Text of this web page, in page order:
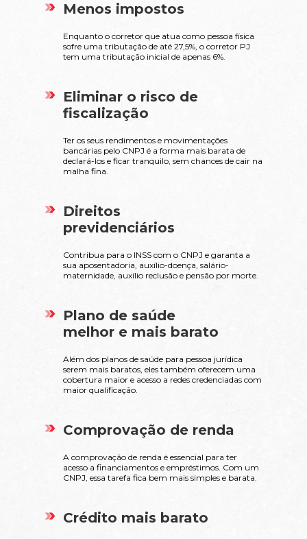
Menos impostos
Enquanto o corretor que atua como pessoa física
sofre uma tributação de até 27,5%, o corretor PJ
tem uma tributação inicial de apenas 6%.
Eliminar o risco de
fiscalização
Ter os seus rendimentos e movimentações
bancárias pelo CNPJ é a forma mais barata de
declará-los e ficar tranquilo, sem chances de cair na
malha fina.
Direitos
previdenciários
Contribua para o INSS com o CNPJ e garanta a
sua aposentadoria, auxílio-doença, salário-
maternidade, auxílio reclusão e pensão por morte.
Plano de saúde
melhor e mais barato
Além dos planos de saúde para pessoa jurídica
serem mais baratos, eles também oferecem uma
cobertura maior e acesso a redes credenciadas com
maior qualificação.
Comprovação de renda
A comprovação de renda é essencial para ter
acesso a financiamentos e empréstimos. Com um
CNPJ, essa tarefa fica bem mais simples e barata.
Crédito mais barato